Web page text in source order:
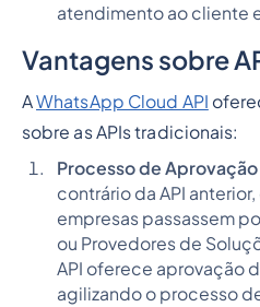
atendimento ao cliente
Vantagens sobre
AWhatsApp Cloud API
sobre as APIs tradicionais:
Processo de
contrário da API
empresas passassem
ou Provedores de
API oferece aprovação
agilizando o processo